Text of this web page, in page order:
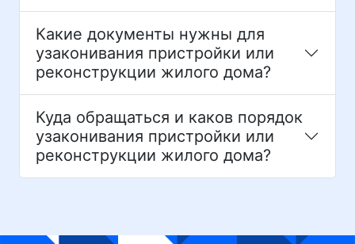
Какие документы нужны для
узаконивания пристройки или
реконструкции жилого дома?
Куда обращаться и каков порядок
узаконивания пристройки или
реконструкции жилого дома?